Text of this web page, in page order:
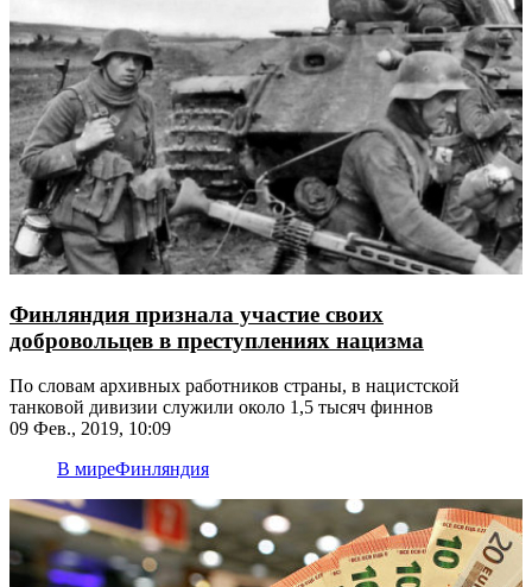
Финляндия признала участие своих
добровольцев в преступлениях нацизма
По словам архивных работников страны, в нацистской
танковой дивизии служили около 1,5 тысяч финнов
09 Фев., 2019, 10:09
В миреФинляндия